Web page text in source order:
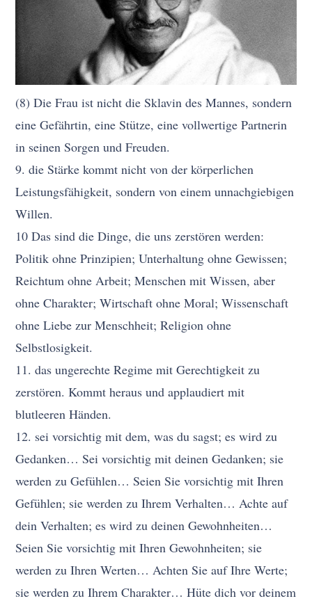
(8) Die Frau ist nicht die Sklavin des Mannes, sondern
eine Gefährtin, eine Stütze, eine vollwertige Partnerin
in seinen Sorgen und Freuden.
9. die Stärke kommt nicht von der körperlichen
Leistungsfähigkeit, sondern von einem unnachgiebigen
Willen.
10 Das sind die Dinge, die uns zerstören werden:
Politik ohne Prinzipien; Unterhaltung ohne Gewissen;
Reichtum ohne Arbeit; Menschen mit Wissen, aber
ohne Charakter; Wirtschaft ohne Moral; Wissenschaft
ohne Liebe zur Menschheit; Religion ohne
Selbstlosigkeit.
11. das ungerechte Regime mit Gerechtigkeit zu
zerstören. Kommt heraus und applaudiert mit
blutleeren Händen.
12. sei vorsichtig mit dem, was du sagst; es wird zu
Gedanken… Sei vorsichtig mit deinen Gedanken; sie
werden zu Gefühlen… Seien Sie vorsichtig mit Ihren
Gefühlen; sie werden zu Ihrem Verhalten… Achte auf
dein Verhalten; es wird zu deinen Gewohnheiten…
Seien Sie vorsichtig mit Ihren Gewohnheiten; sie
werden zu Ihren Werten… Achten Sie auf Ihre Werte;
sie werden zu Ihrem Charakter… Hüte dich vor deinem